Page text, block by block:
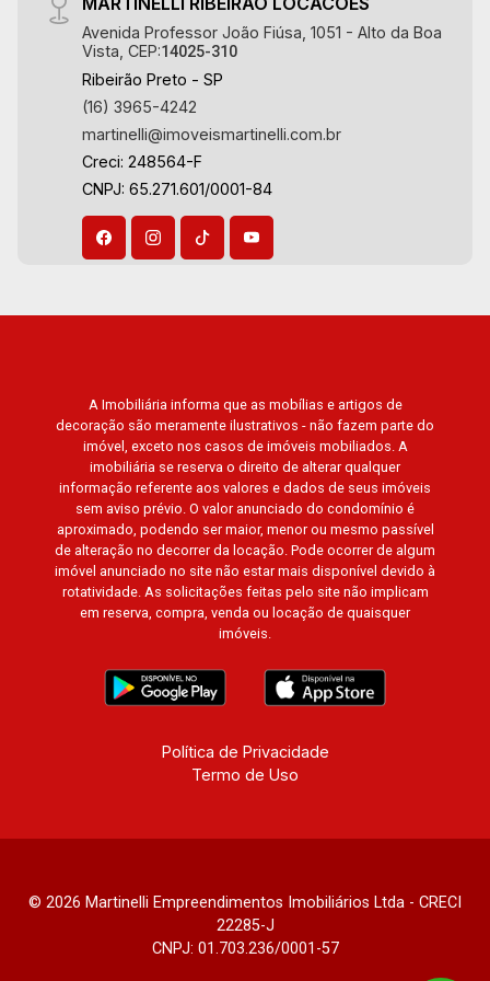
20
21
Avenida Professor João Fiúsa, 1051 - Alto da Boa
Vista, CEP:14025-310
Ribeirão Preto - SP
(16) 3965-4242
martinelli@imoveismartinelli.com.br
Creci: 248564-F
CNPJ: 65.271.601/0001-84
A Imobiliária informa que as mobílias e artigos de
decoração são meramente ilustrativos - não fazem parte do
imóvel, exceto nos casos de imóveis mobiliados. A
imobiliária se reserva o direito de alterar qualquer
informação referente aos valores e dados de seus imóveis
sem aviso prévio. O valor anunciado do condomínio é
aproximado, podendo ser maior, menor ou mesmo passível
de alteração no decorrer da locação. Pode ocorrer de algum
imóvel anunciado no site não estar mais disponível devido à
rotatividade. As solicitações feitas pelo site não implicam
em reserva, compra, venda ou locação de quaisquer
imóveis.
Política de Privacidade
Termo de Uso
© 2026 Martinelli Empreendimentos Imobiliários Ltda - CRECI
22285-J
CNPJ: 01.703.236/0001-57